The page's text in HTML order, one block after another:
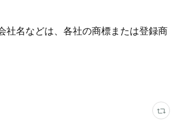
社名などは、各社の商標または登録商